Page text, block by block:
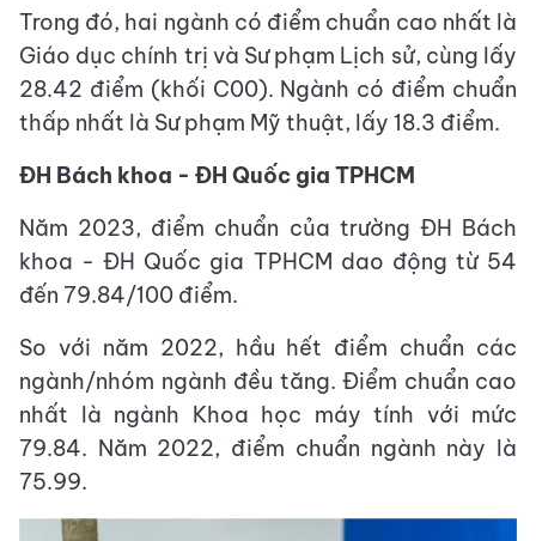
Trong đó, hai ngành có điểm chuẩn cao nhất là
Giáo dục chính trị và Sư phạm Lịch sử, cùng lấy
28.42 điểm (khối C00). Ngành có điểm chuẩn
thấp nhất là Sư phạm Mỹ thuật, lấy 18.3 điểm.
ĐH Bách khoa - ĐH Quốc gia TPHCM
Năm 2023, điểm chuẩn của trường ĐH Bách
khoa - ĐH Quốc gia TPHCM dao động từ 54
đến 79.84/100 điểm.
So với năm 2022, hầu hết điểm chuẩn các
ngành/nhóm ngành đều tăng. Điểm chuẩn cao
nhất là ngành Khoa học máy tính với mức
79.84. Năm 2022, điểm chuẩn ngành này là
75.99.